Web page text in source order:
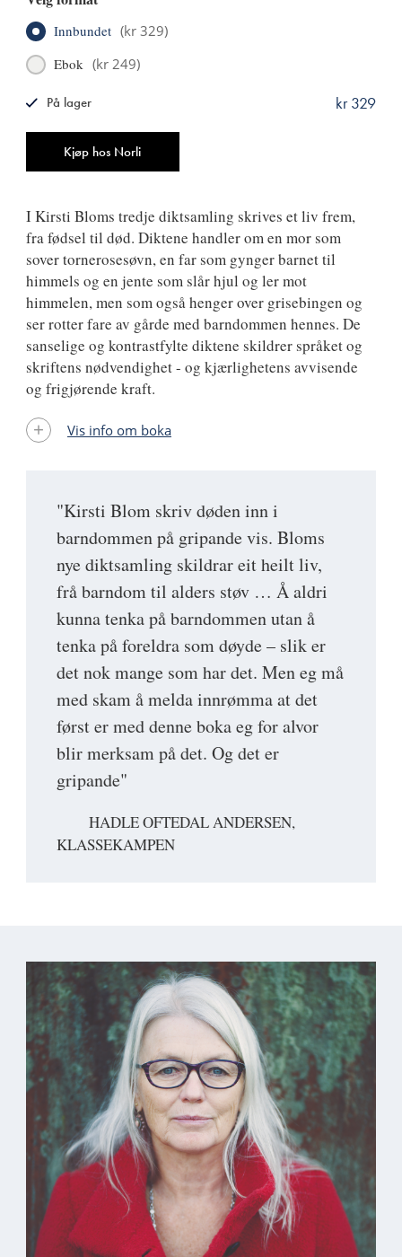
Innbundet (kr 329)
Ebok (kr 249)
Kjøp hos Norli
kr 329
På lager
"Kirsti Blom skriv døden inn i
barndommen på gripande vis. Bloms
nye diktsamling skildrar eit heilt liv,
frå barndom til alders støv … Å aldri
kunna tenka på barndommen utan å
tenka på foreldra som døyde – slik er
det nok mange som har det. Men eg må
med skam å melda innrømma at det
først er med denne boka eg for alvor
blir merksam på det. Og det er
gripande"
HADLE OFTEDAL ANDERSEN,
KLASSEKAMPEN
I Kirsti Bloms tredje diktsamling skrives et liv frem,
fra fødsel til død. Diktene handler om en mor som
sover tornerosesøvn, en far som gynger barnet til
himmels og en jente som slår hjul og ler mot
himmelen, men som også henger over grisebingen og
ser rotter fare av gårde med barndommen hennes. De
sanselige og kontrastfylte diktene skildrer språket og
skriftens nødvendighet - og kjærlighetens avvisende
og frigjørende kraft.
Vis info om boka